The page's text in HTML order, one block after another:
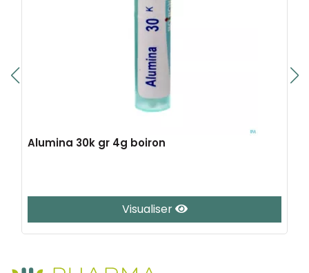
Alumina 30k gr 4g boiron
Visualiser